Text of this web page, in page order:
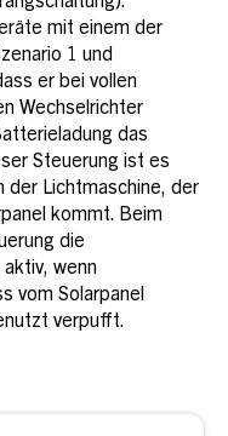
mit einem der
1 und
er bei vollen
Wechselrichter
das
Steuerung ist es
der Lichtmaschine, der
kommt. Beim
die
wenn
vom Solarpanel
verpufft.